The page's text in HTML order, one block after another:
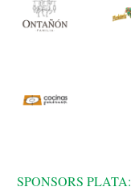
SPONSORS PLATA: